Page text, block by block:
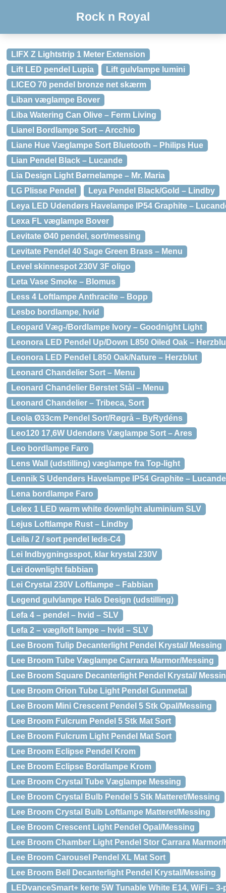
Rock n Royal
LIFX Z Lightstrip 1 Meter Extension
Lift LED pendel Lupia
Lift gulvlampe lumini
LICEO 70 pendel bronze net skærm
Liban væglampe Bover
Liba Watering Can Olive – Ferm Living
Lianel Bordlampe Sort – Arcchio
Liane Hue Væglampe Sort Bluetooth – Philips Hue
Lian Pendel Black – Lucande
Lia Design Light Børnelampe – Mr. Maria
LG Plisse Pendel
Leya Pendel Black/Gold – Lindby
Leya LED Udendørs Havelampe IP54 Graphite –
Lexa FL væglampe Bover
Levitate Ø40 pendel, sort/messing
Levitate Pendel 40 Sage Green Brass – Menu
Level skinnespot 230V 3F oligo
Leta Vase Smoke – Blomus
Less 4 Loftlampe Anthracite – Bopp
Lesbo bordlampe, hvid
Leopard Væg-/Bordlampe Ivory – Goodnight Light
Leonora LED Pendel Up/Down L850 Oiled Oak –
Leonora LED Pendel L850 Oak/Nature – Herzblut
Leonard Chandelier Sort – Menu
Leonard Chandelier Børstet Stål – Menu
Leonard Chandelier – Tribeca, Sort
Leola Ø33cm Pendel Sort/Røgrå – ByRydéns
Leo120 17,6W Udendørs Væglampe Sort – Ares
Leo bordlampe Faro
Lens Wall (udstilling) væglampe fra Top-light
Lennik S Udendørs Havelampe IP54 Graphite – Lucande
Lena bordlampe Faro
Lelex 1 LED warm white downlight aluminium SLV
Lejus Loftlampe Rust – Lindby
Leila / 2 / sort pendel leds-C4
Lei Indbygningsspot, klar krystal 230V
Lei downlight fabbian
Lei Crystal 230V Loftlampe – Fabbian
Legend gulvlampe Halo Design (udstilling)
Lefa 4 – pendel – hvid – SLV
Lefa 2 – væg/loft lampe – hvid – SLV
Lee Broom Tulip Decanterlight Pendel Krystal/ Messing
Lee Broom Tube Væglampe Carrara Marmor/Messing
Lee Broom Square Decanterlight Pendel Krystal/
Lee Broom Orion Tube Light Pendel Gunmetal
Lee Broom Mini Crescent Pendel 5 Stk Opal/Messing
Lee Broom Fulcrum Pendel 5 Stk Mat Sort
Lee Broom Fulcrum Light Pendel Mat Sort
Lee Broom Eclipse Pendel Krom
Lee Broom Eclipse Bordlampe Krom
Lee Broom Crystal Tube Væglampe Messing
Lee Broom Crystal Bulb Pendel 5 Stk Matteret/Messing
Lee Broom Crystal Bulb Loftlampe Matteret/Messing
Lee Broom Crescent Light Pendel Opal/Messing
Lee Broom Chamber Light Pendel Stor Carrara
Lee Broom Carousel Pendel XL Mat Sort
Lee Broom Bell Decanterlight Pendel Krystal/Messing
LEDvanceSmart+ kerte 5W Tunable White E14, WiFi – 3-